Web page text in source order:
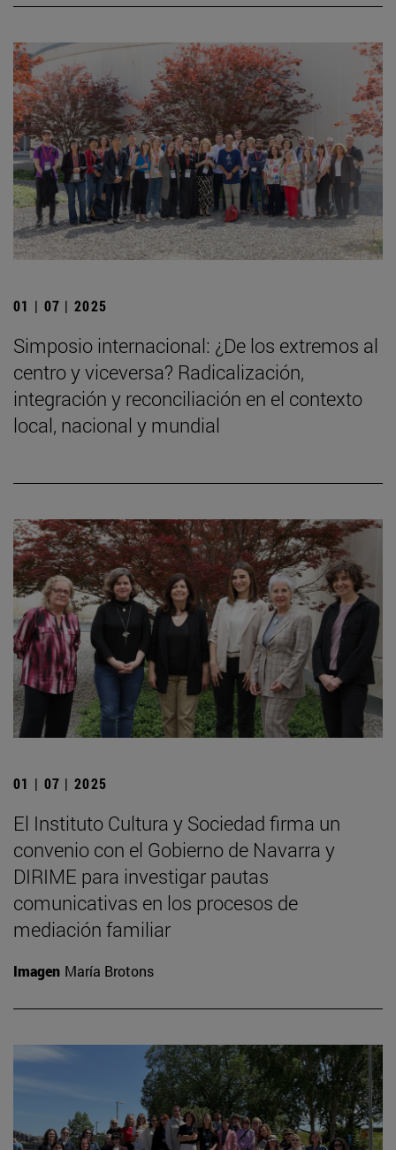
01 | 07 | 2025
Simposio internacional: ¿De los extremos al
centro y viceversa? Radicalización,
integración y reconciliación en el contexto
local, nacional y mundial
01 | 07 | 2025
El Instituto Cultura y Sociedad firma un
convenio con el Gobierno de Navarra y
DIRIME para investigar pautas
comunicativas en los procesos de
mediación familiar
Imagen María Brotons